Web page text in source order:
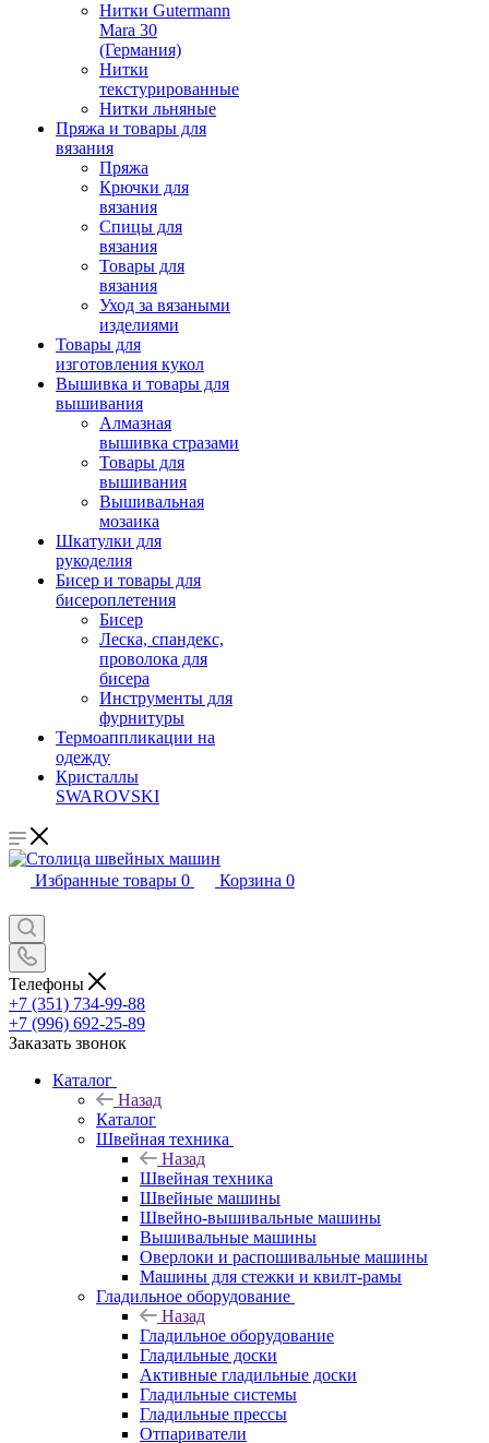
Нитки Gutermann
Mara 30
(Германия)
Нитки
текстурированные
Нитки льняные
Пряжа и товары для
вязания
Пряжа
Крючки для
вязания
Спицы для
вязания
Товары для
вязания
Уход за вязаными
изделиями
Товары для
изготовления кукол
Вышивка и товары для
вышивания
Алмазная
вышивка стразами
Товары для
вышивания
Вышивальная
мозаика
Шкатулки для
рукоделия
Бисер и товары для
бисероплетения
Бисер
Леска, спандекс,
проволока для
бисера
Инструменты для
фурнитуры
Термоаппликации на
одежду
Кристаллы
SWAROVSKI
Избранные товары 0 Корзина 0
Телефоны
+7 (351) 734-99-88
+7 (996) 692-25-89
Заказать звонок
Каталог
Назад
Каталог
Швейная техника
Назад
Швейная техника
Швейные машины
Швейно-вышивальные машины
Вышивальные машины
Оверлоки и распошивальные машины
Машины для стежки и квилт-рамы
Гладильное оборудование
Назад
Гладильное оборудование
Гладильные доски
Активные гладильные доски
Гладильные системы
Гладильные прессы
Отпариватели